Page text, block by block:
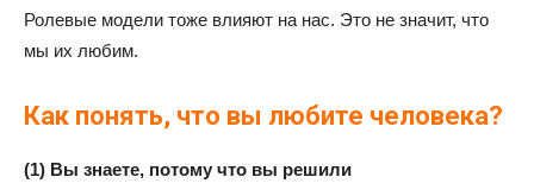
Ролевые модели тоже влияют на нас. Это не значит, что
мы их любим.
Как понять, что вы любите человека?
(1) Вы знаете, потому что вы решили